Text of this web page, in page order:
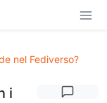
nel Fediverso?
i